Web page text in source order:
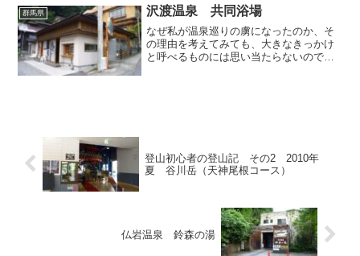
れていますが、こちらのお宿は最奥の日
向見に位置し...
群馬県 沢渡温泉 共同浴場
なぜ私が温泉巡りの虜になったのか、そ
の理由を考えてみても、大きなきっかけ
と呼べるものには思い当たらないのです
登山初心者の登山記 その2 2010年
夏 谷川岳（天神尾根コース）
仏岩温泉 鈴森の湯